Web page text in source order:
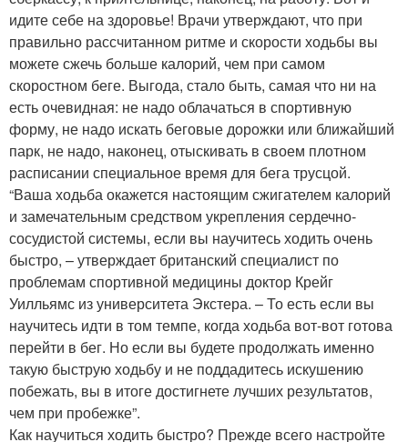
идите себе на здоровье! Врачи утверждают, что при
правильно рассчитанном ритме и скорости ходьбы вы
можете сжечь больше калорий, чем при самом
скоростном беге. Выгода, стало быть, самая что ни на
есть очевидная: не надо облачаться в спортивную
форму, не надо искать беговые дорожки или ближайший
парк, не надо, наконец, отыскивать в своем плотном
расписании специальное время для бега трусцой.
“Ваша ходьба окажется настоящим сжигателем калорий
и замечательным средством укрепления сердечно-
сосудистой системы, если вы научитесь ходить очень
быстро, – утверждает британский специалист по
проблемам спортивной медицины доктор Крейг
Уилльямс из университета Экстера. – То есть если вы
научитесь идти в том темпе, когда ходьба вот-вот готова
перейти в бег. Но если вы будете продолжать именно
такую быструю ходьбу и не поддадитесь искушению
побежать, вы в итоге достигнете лучших результатов,
чем при пробежке”.
Как научиться ходить быстро? Прежде всего настройте